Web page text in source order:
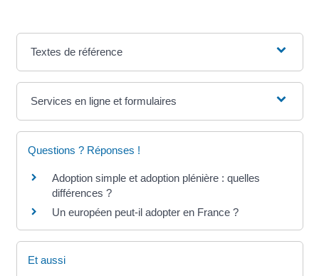
Textes de référence
Services en ligne et formulaires
Questions ? Réponses !
Adoption simple et adoption plénière : quelles
différences ?
Un européen peut-il adopter en France ?
Et aussi